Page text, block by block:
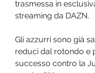
trasmessa in
streaming da DAZN.
Gli azzurri sono già
reduci dal rotondo e
successo contro la